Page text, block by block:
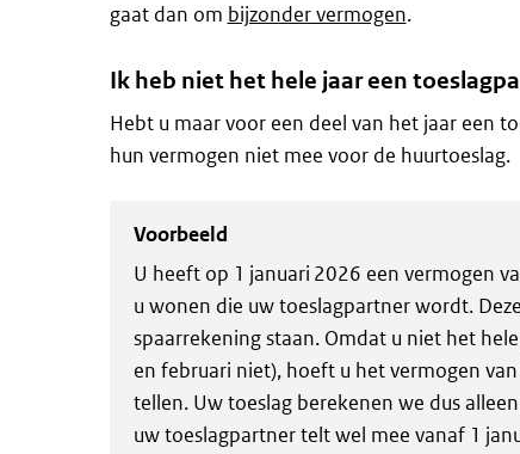
gaat dan om bijzonder vermogen.
Ik heb niet het hele jaar een
Hebt u maar voor een deel van het jaar een
hun vermogen niet mee voor de huurtoeslag.
Voorbeeld
U heeft op 1 januari 2026 een vermogen
u wonen die uw toeslagpartner wordt.
spaarrekening staan. Omdat u niet het
en februari niet), hoeft u het vermogen
tellen. Uw toeslag berekenen we dus
uw toeslagpartner telt wel mee vanaf 1